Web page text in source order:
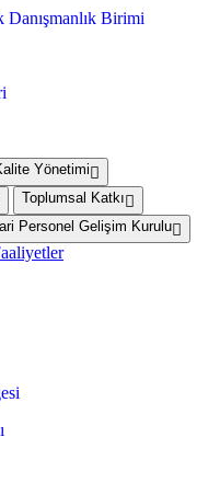
Birimi
Yönetimi
Toplumsal Katkı
Personel Gelişim Kurulu